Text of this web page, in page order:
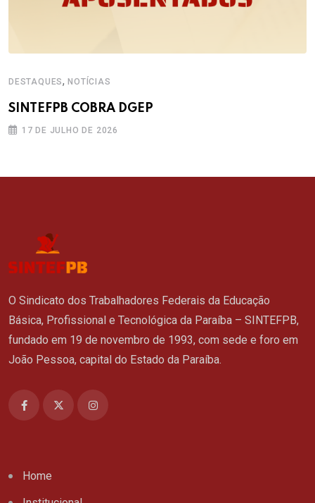
DESTAQUES,NOTÍCIAS
SINTEFPB COBRA DGEP
17 DE JULHO DE 2026
O Sindicato dos Trabalhadores Federais da Educação
Básica, Profissional e Tecnológica da Paraíba – SINTEFPB,
fundado em 19 de novembro de 1993, com sede e foro em
João Pessoa, capital do Estado da Paraíba.
Home